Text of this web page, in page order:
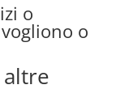
o
o